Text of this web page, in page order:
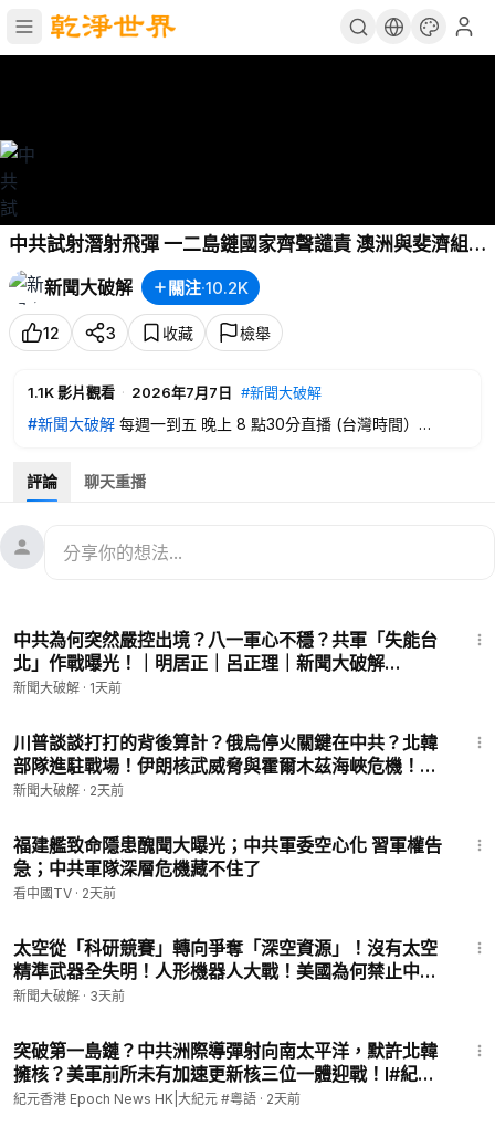
中共試射潛射飛彈 一二島鏈國家齊聲譴責 澳洲與斐濟組
同盟 南太平洋小北約雛形？美前太平洋司令：「中強美
弱」是危言聳聽 恐致中共誤判｜吳明杰｜新聞大破解
【2026年7月7日】
新聞大破解 關注·10.2K
12 3 收藏 檢舉
1.1K影片觀看 · 2026年7月7日 #新聞大破解
#新聞大破解 每週一到五 晚上 8 點30分直播 (台灣時間）
※以上來賓言論不代表本頻道立場
評論 聊天重播
中共為何突然嚴控出境？八一軍心不穩？共軍「失能台
北」作戰曝光！｜明居正｜呂正理｜新聞大破解
【2026年8月7日】
新聞大破解 · 1天前
川普談談打打的背後算計？俄烏停火關鍵在中共？北韓
部隊進駐戰場！伊朗核武威脅與霍爾木茲海峽危機！川
普紅線能守住？｜鄭欽模｜新聞大破解【2026年8月6
新聞大破解 · 2天前
福建艦致命隱患醜聞大曝光；中共軍委空心化 習軍權告
急；中共軍隊深層危機藏不住了
看中國TV · 2天前
太空從「科研競賽」轉向爭奪「深空資源」！沒有太空
精準武器全失明！人形機器人大戰！美國為何禁止中國
機器人進口？｜宋國誠｜新聞大破解【2026年8月5
新聞大破解 · 3天前
突破第一島鏈？中共洲際導彈射向南太平洋，默許北韓
擁核？美軍前所未有加速更新核三位一體迎戰！l#紀元
香港 粵語
紀元香港 Epoch News HK|大紀元 #粵語 · 2天前